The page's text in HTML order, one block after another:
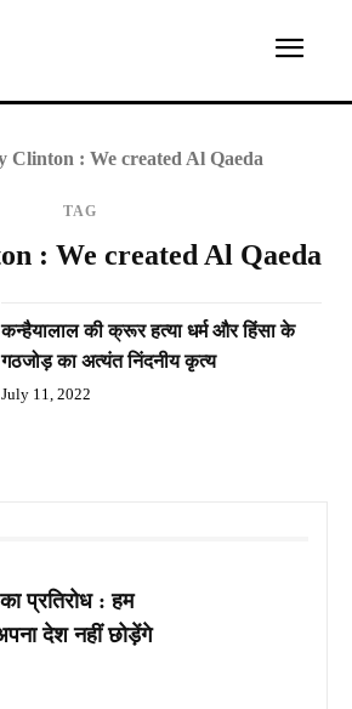
Clinton : We created Al Qaeda
TAG
: We created Al Qaeda
कन्हैयालाल की क्रूर हत्या धर्म और हिंसा के
गठजोड़ का अत्यंत निंदनीय कृत्य
July 11, 2022
प्रतिरोध : हम
देश नहीं छोड़ेंगे